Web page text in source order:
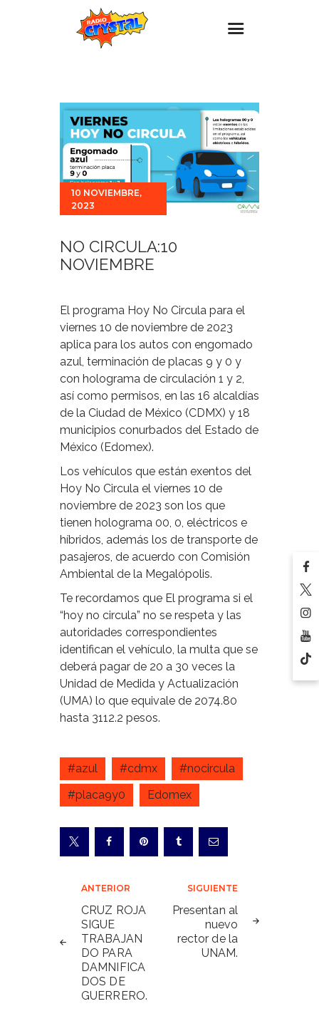
Estaciones
Eventos
Promociones
Noticias
Para ti
10 NOVIEMBRE,
2023
NO CIRCULA:10
NOVIEMBRE
El programa Hoy No Circula para el
viernes 10 de noviembre de 2023
aplica para los autos con engomado
azul, terminación de placas 9 y 0 y
con holograma de circulación 1 y 2,
así como permisos, en las 16 alcaldías
de la Ciudad de México (CDMX) y 18
municipios conurbados del Estado de
México (Edomex).
Los vehículos que están exentos del
Hoy No Circula el viernes 10 de
noviembre de 2023 son los que
tienen holograma 00, 0, eléctricos e
híbridos, además los de transporte de
pasajeros, de acuerdo con Comisión
Ambiental de la Megalópolis.
Te recordamos que El programa si el
“hoy no circula” no se respeta y las
autoridades correspondientes
identifican el vehículo, la multa que se
deberá pagar de 20 a 30 veces la
Unidad de Medida y Actualización
(UMA) lo que equivale de 2074.80
hasta 3112.2 pesos.
#azul #cdmx
#nocircula
#placa9y0
Edomex
Navegación
de
entradas
ANTERIOR
CRUZ ROJA
SIGUE
TRABAJAN
DO PARA
DAMNIFICA
DOS DE
GUERRERO.
SIGUIENTE
Presentan al
nuevo
rector de la
UNAM.